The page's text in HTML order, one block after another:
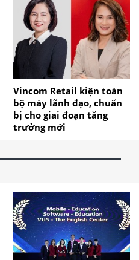
Vincom Retail kiện toàn
bộ máy lãnh đạo, chuẩn
bị cho giai đoạn tăng
trưởng mới